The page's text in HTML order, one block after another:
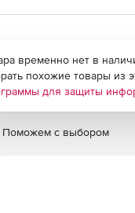
временно нет в
похожие товары из
для защиты
Поможем с выбором